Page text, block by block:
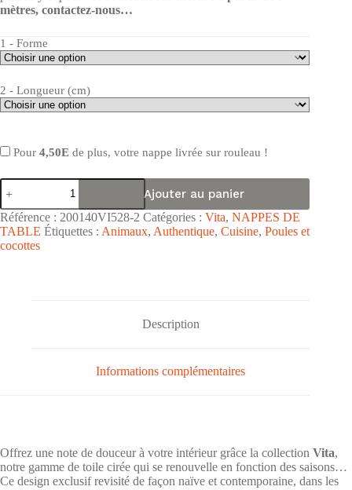
mètres, contactez-nous…
1 - Forme
2 - Longueur (cm)
Pour 4,50E de plus, votre nappe livrée sur rouleau !
quantité
de
Nappe
de
table
toile
Ajouter au panier
Référence : 200140VI528-2 Catégories : Vita, NAPPES DE
TABLE Étiquettes : Animaux, Authentique, Cuisine, Poules et
cocottes
Description
Informations complémentaires
Offrez une note de douceur à votre intérieur grâce la collection Vita,
notre gamme de toile cirée qui se renouvelle en fonction des saisons…
Ce design exclusif revisité de façon naïve et contemporaine, dans les